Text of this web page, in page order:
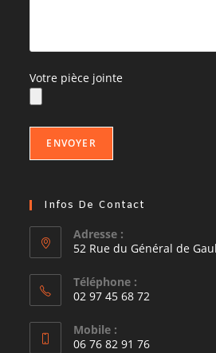
Votre pièce jointe
Infos De Contact
Adresse :
52 Rue du Général de
Téléphone :
02 97 45 68 72
Mobile :
06 76 82 91 76